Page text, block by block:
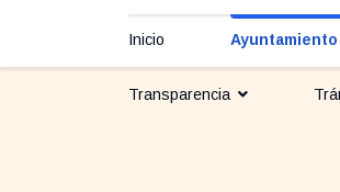
Inicio Ayuntamiento
Transparencia